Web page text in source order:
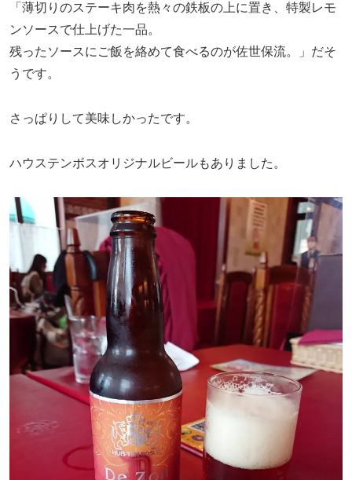
「薄切りのステーキ肉を熱々の鉄板の上に置き、特製レモ
ンソースで仕上げた一品。
残ったソースにご飯を絡めて食べるのが佐世保流。」だそ
うです。
さっぱりして美味しかったです。
ハウステンボスオリジナルビールもありました。